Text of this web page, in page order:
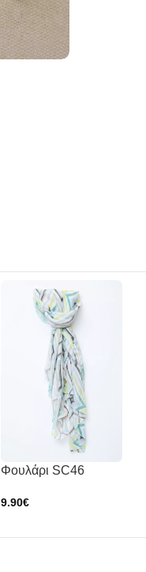
Φουλάρι SC46
9.90€